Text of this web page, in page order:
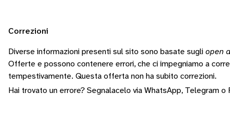
Correzioni
Diverse informazioni presenti sul sito sono basate sugli open
Offerte e possono contenere errori, che ci impegniamo a
tempestivamente. Questa offerta non ha subito correzioni.
Hai trovato un errore? Segnalacelo via WhatsApp, Telegram o